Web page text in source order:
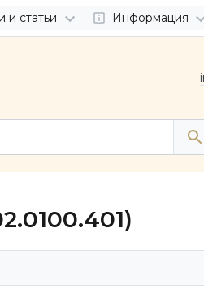
и статьи Информация